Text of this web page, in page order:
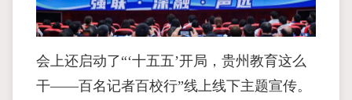
会上还启动了“‘十五五’开局，贵州教育这么
干——百名记者百校行”线上线下主题宣传。